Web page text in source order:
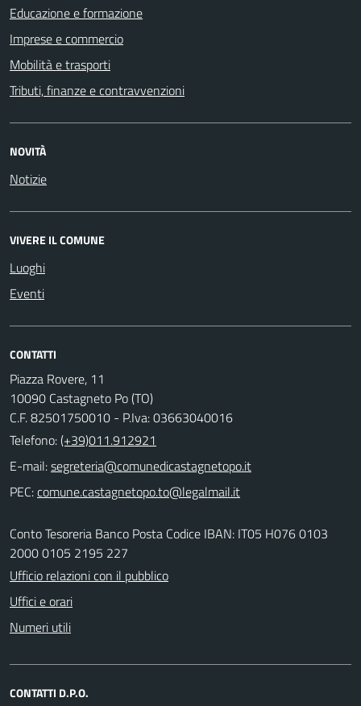
Educazione e formazione
Imprese e commercio
Mobilità e trasporti
Tributi, finanze e contravvenzioni
NOVITÀ
Notizie
VIVERE IL COMUNE
Luoghi
Eventi
CONTATTI
Piazza Rovere, 11
10090 Castagneto Po (TO)
C.F. 82501750010 - P.Iva: 03663040016
Telefono:(+39)011.912921
E-mail:
PEC:
Conto Tesoreria Banco Posta Codice IBAN: IT05 H076 0103
2000 0105 2195 227
Ufficio relazioni con il pubblico
Uffici e orari
Numeri utili
CONTATTI D.P.O.